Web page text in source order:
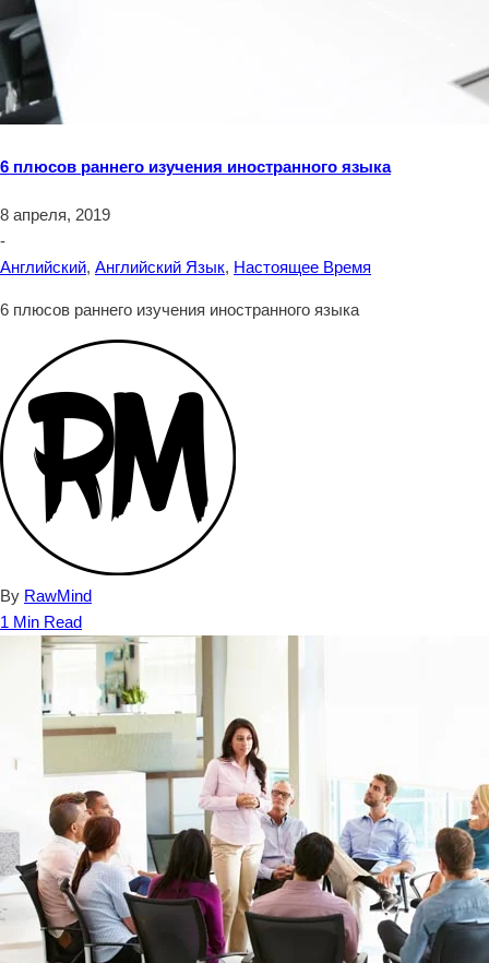
6 плюсов раннего изучения иностранного языка
8 апреля, 2019
-
Английский, Английский Язык, Настоящее Время
6 плюсов раннего изучения иностранного языка
By RawMind
1 Min Read